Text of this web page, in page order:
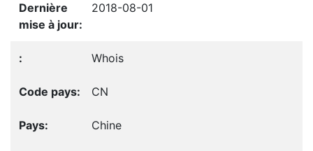
2018-08-01
Whois
CN
Chine